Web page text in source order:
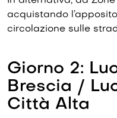
acquistando
circolazione sulle
Giorno 2:
Brescia /
Città Alta